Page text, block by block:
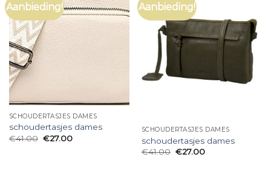
Aanbieding!
SCHOUDERTASJES DAMES
schoudertasjes dames
€41.00 €27.00
Aanbieding!
SCHOUDERTASJES DAMES
schoudertasjes dames
€41.00 €27.00